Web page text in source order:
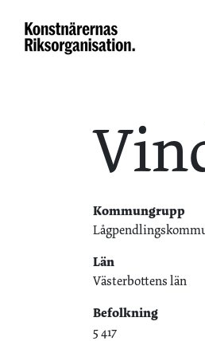
Kommungrupp
Län
Västerbottens län
Befolkning
5 417